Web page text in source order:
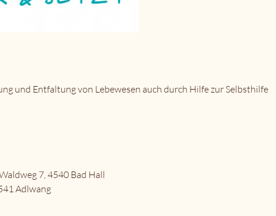
und Entfaltung von Lebewesen auch durch Hilfe zur Selbsthilfe
7, 4540 Bad Hall
Adlwang